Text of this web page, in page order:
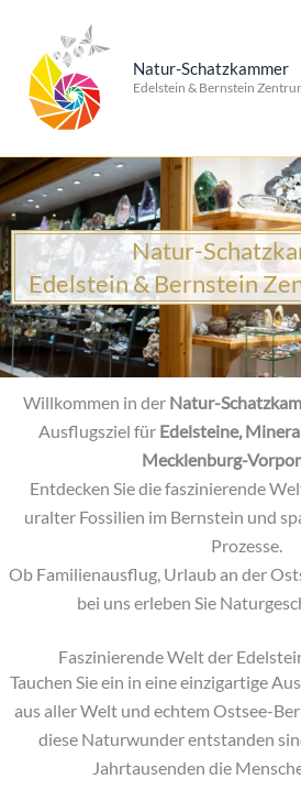
springen
Natur-Schatzkammer
Edelstein & Bernstein
Natur-
Edelstein & Bernstein
Willkommen in der Natur-
Ausflugsziel für Edelsteine,
Mecklenburg-
Entdecken Sie die faszinierende
uralter Fossilien im Bernstein und
Prozesse.
Ob Familienausflug, Urlaub an der
bei uns erleben Sie
Faszinierende Welt der
Tauchen Sie ein in eine einzigartige
aus aller Welt und echtem Ostsee-
diese Naturwunder entstanden
Jahrtausenden die